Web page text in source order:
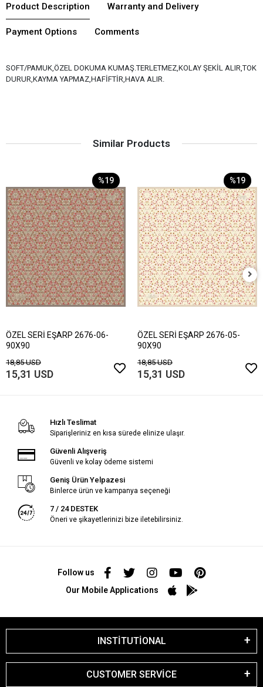
Product Description Warranty and Delivery
Payment Options Comments
SOFT/PAMUK,ÖZEL DOKUMA KUMAŞ.TERLETMEZ,KOLAY ŞEKİL ALIR,TOK
DURUR,KAYMA YAPMAZ,HAFİFTİR,HAVA ALIR.
Similar Products
%19
ÖZEL SERİ EŞARP 2676-06-
90X90
18,85 USD
15,31 USD
%19
ÖZEL SERİ EŞARP 2676-05-
90X90
18,85 USD
15,31 USD
Hızlı Teslimat
Siparişleriniz en kısa sürede elinize ulaşır.
Güvenli Alışveriş
Güvenli ve kolay ödeme sistemi
Geniş Ürün Yelpazesi
Binlerce ürün ve kampanya seçeneği
7 / 24 DESTEK
Öneri ve şikayetlerinizi bize iletebilirsiniz.
Follow us
Our Mobile Applications
INSTİTUTİONAL
CUSTOMER SERVİCE